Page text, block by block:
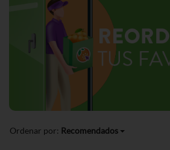
Ordenar por: Recomendados